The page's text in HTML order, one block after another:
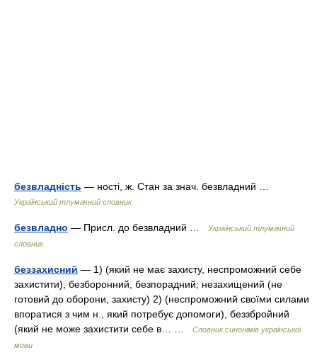
безвладність — ності, ж. Стан за знач. безвладний …
Український тлумачний словник
безвладно — Присл. до безвладний …
Український тлумачний
словник
беззахисний — 1) (який не має захисту, неспроможний себе
захистити), безборонний, безпорадний; незахищений (не
готовий до оборони, захисту) 2) (неспроможний своїми силами
впоратися з чим н., який потребує допомоги), беззбройний
(який не може захистити себе в… …
Словник синонімів української
мови